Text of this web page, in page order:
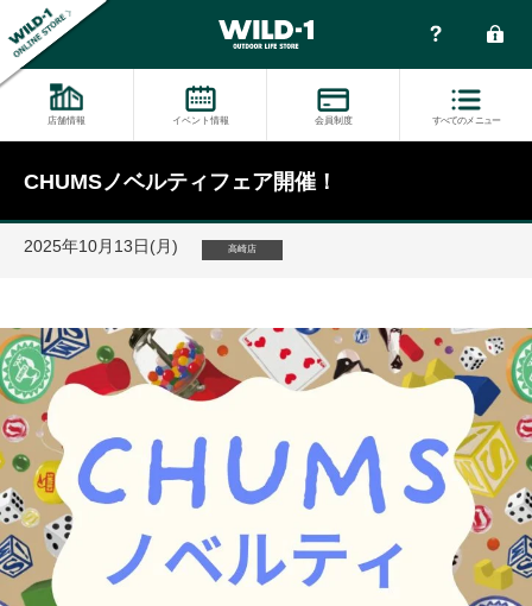
店舗情報 イベント情報 会員制度 すべてのメニュー
CHUMSノベルティフェア開催！
2025年10月13日(月) 高崎店